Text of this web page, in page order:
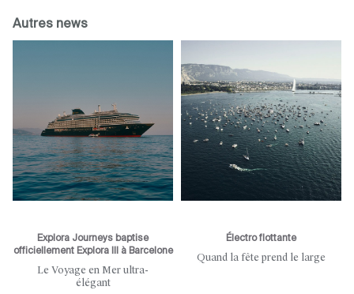
Autres news
Explora Journeys baptise
officiellement Explora III à Barcelone
Le Voyage en Mer ultra-
élégant
Électro flottante
Quand la fête prend le large